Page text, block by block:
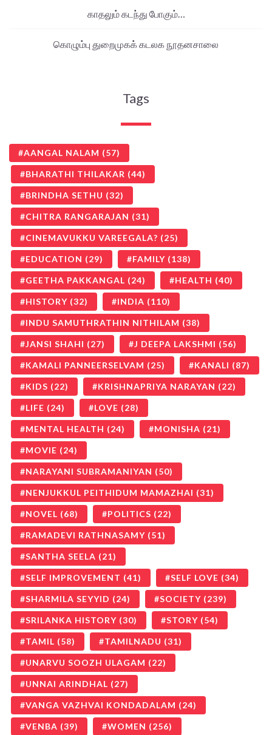
காதலும் கடந்து போகும்…
கொழும்பு துறைமுகக் கடலக நூதனசாலை
Tags
AANGAL NALAM (57)
BHARATHI THILAKAR (44)
BRINDHA SETHU (32)
CHITRA RANGARAJAN (31)
CINEMAVUKKU VAREEGALA? (25)
EDUCATION (29) FAMILY (138)
GEETHA PAKKANGAL (24) HEALTH (40)
HISTORY (32) INDIA (110)
INDU SAMUTHRATHIN NITHILAM (38)
JANSI SHAHI (27) J DEEPA LAKSHMI (56)
KAMALI PANNEERSELVAM (25) KANALI (87)
KIDS (22) KRISHNAPRIYA NARAYAN (22)
LIFE (24) LOVE (28)
MENTAL HEALTH (24) MONISHA (21)
MOVIE (24)
NARAYANI SUBRAMANIYAN (50)
NENJUKKUL PEITHIDUM MAMAZHAI (31)
NOVEL (68) POLITICS (22)
RAMADEVI RATHNASAMY (51)
SANTHA SEELA (21)
SELF IMPROVEMENT (41) SELF LOVE (34)
SHARMILA SEYYID (24) SOCIETY (239)
SRILANKA HISTORY (30) STORY (54)
TAMIL (58) TAMILNADU (31)
UNARVU SOOZH ULAGAM (22)
UNNAI ARINDHAL (27)
VANGA VAZHVAI KONDADALAM (24)
VENBA (39) WOMEN (256)